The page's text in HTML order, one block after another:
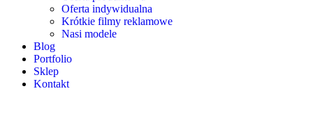
Oferta indywidualna
Krótkie filmy reklamowe
Nasi modele
Blog
Portfolio
Sklep
Kontakt